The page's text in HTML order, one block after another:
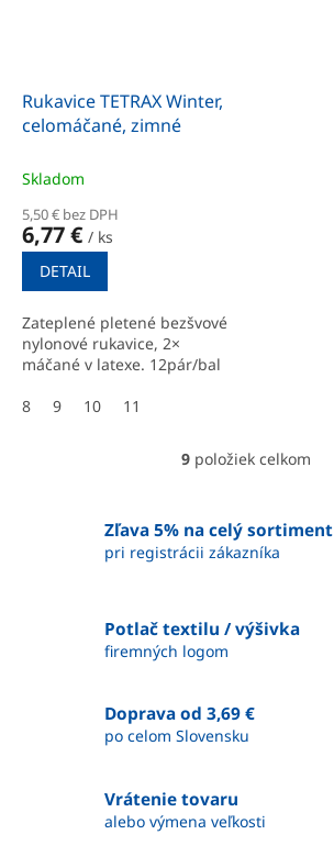
Rukavice TETRAX Winter,
celomáčané, zimné
Skladom
5,50 € bez DPH
6,77 € / ks
DETAIL
Zateplené pletené bezšvové
nylonové rukavice, 2×
máčané v latexe. 12pár/bal
8
9 10 11
O
á
d
e
k
y
i
9 položiek celkom
Zľava 5% na celý sortiment
pri registrácii zákazníka
Potlač textilu / výšivka
firemných logom
Doprava od 3,69 €
po celom Slovensku
Vrátenie tovaru
alebo výmena veľkosti